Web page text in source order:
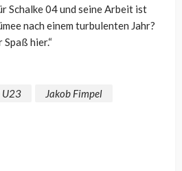
Schalke 04 und seine Arbeit ist
nach einem turbulenten Jahr?
Spaß hier.“
U23 Jakob Fimpel